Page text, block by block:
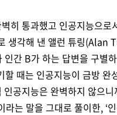
히 통과했고 인공지능으로
생각해 낸 앨런 튜링(Alan
간 B가 하는 답변을 구별
때는 인공지능이 금방 완
공지능은 완벽하지 않으
는 말을 그대로 풀이한, ‘